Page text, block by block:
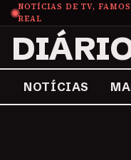
NOTÍCIAS DE TV,
REAL
NOTÍCIAS